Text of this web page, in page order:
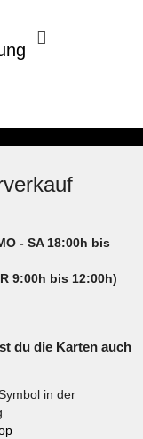
- SA 18:00h bis
9:00h bis 12:00h)
du die Karten auch
in der